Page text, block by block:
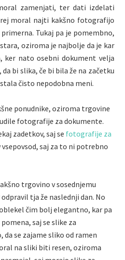
zamenjati, ter dati izdelati
moral najti kakšno fotografijo
Tukaj pa je pomembno,
oziroma je najbolje da je kar
ker nato osebni dokument velja
bi slika, če bi bila že na začetku
čisto nepodobna meni.
ponudnike, oziroma trgovine
fotografije za dokumente.
zadetkov, saj se fotografije za
vsepovsod, saj za to ni potrebno
trgovino v sosednjemu
tja že naslednji dan. No
čim bolj elegantno, kar pa
saj se slike za
se zajame sliko od ramen
na sliki biti resen, oziroma